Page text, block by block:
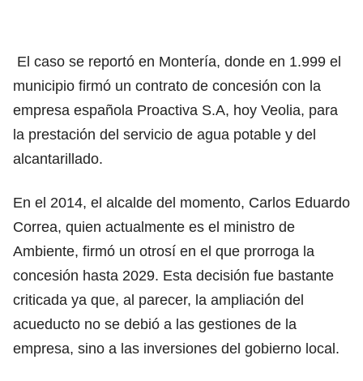
El caso se reportó en Montería, donde en 1.999 el
municipio firmó un contrato de concesión con la
empresa española Proactiva S.A, hoy Veolia, para
la prestación del servicio de agua potable y del
alcantarillado.
En el 2014, el alcalde del momento, Carlos Eduardo
Correa, quien actualmente es el ministro de
Ambiente, firmó un otrosí en el que prorroga la
concesión hasta 2029. Esta decisión fue bastante
criticada ya que, al parecer, la ampliación del
acueducto no se debió a las gestiones de la
empresa, sino a las inversiones del gobierno local.